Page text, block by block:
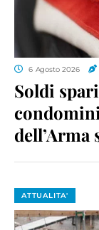
6 Agosto 2026
Soldi
ATTUALITA'